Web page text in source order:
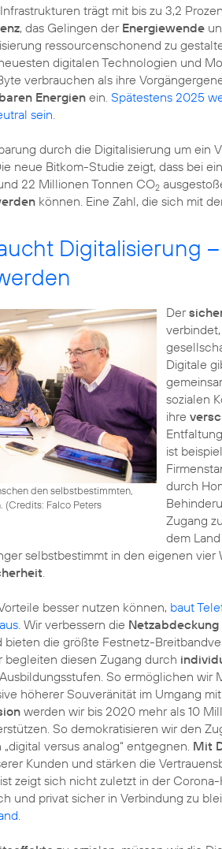
trägt mit bis zu 3,2
, das Gelingen der Energiewende
ressourcenschonend zu
digitalen Technologien und
verbrauchen als ihre
Energien ein. Spätestens 2025
sein.
durch die Digitalisierung um ein
neue Bitkom-Studie zeigt, dass bei
22 Millionen Tonnen CO2
können. Eine Zahl, die sich mit
Digitalisierung
den selbstbestimmten,
(Credits: Falco Peters
Der
Digitale
sozialen
ihre
ist
durch
Zugang
dem
selbstbestimmt in den eigenen vier
.
besser nutzen können, baut
. Wir verbessern die
bieten die größte Festnetz-
begleiten diesen Zugang durch
So ermöglichen wir
höherer Souveränität im Umgang
werden wir bis 2020 mehr als 10
So demokratisieren wir den
versus analog“ entgegnen. Mit
Kunden und stärken die
zeigt sich nicht zuletzt in der
und privat sicher in Verbindung zu
.